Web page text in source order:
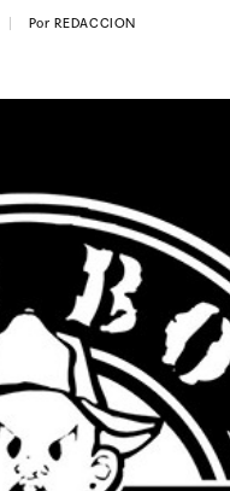
Por REDACCION